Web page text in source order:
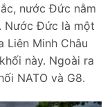
nước Đức nằm
Nước Đức là một
Liên Minh Châu
này. Ngoài ra
NATO và G8.